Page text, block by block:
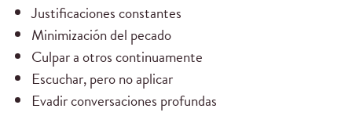
Justificaciones constantes
Minimización del pecado
Culpar a otros continuamente
Escuchar, pero no aplicar
Evadir conversaciones profundas